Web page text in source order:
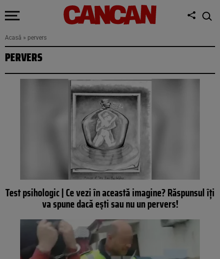
Acasă » pervers
PERVERS
Test psihologic | Ce vezi în această imagine? Răspunsul îți
va spune dacă ești sau nu un pervers!